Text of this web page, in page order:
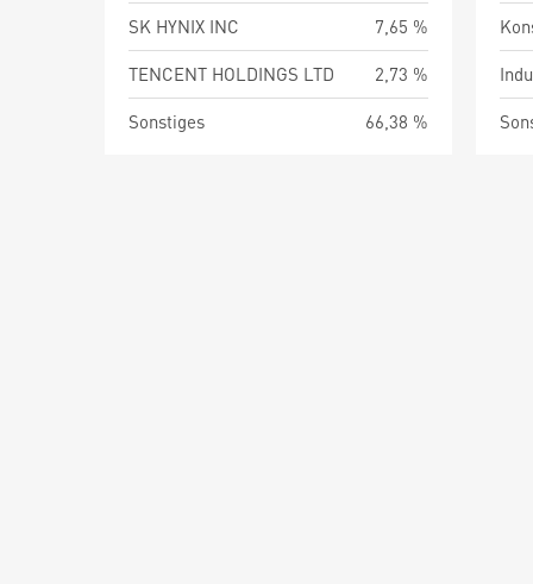
SK HYNIX INC
7,65 %
TENCENT HOLDINGS LTD
2,73 %
Sonstiges
66,38 %